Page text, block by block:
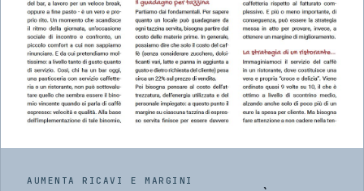
AUMENTA RICAVI E MARGINI